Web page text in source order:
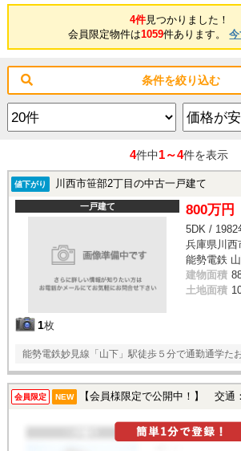
4件見つかりました！
会員限定物件は1059件あります。
条件を絞り込む
4件中1～4件を表示
値下がり 川西市笹部2丁目の中古一戸建て
一戸建て
1枚
800万円
5DK / 1982
兵庫県川西
能勢電鉄
建物面積
土地面積
能勢電鉄妙見線「山下」駅徒歩５分で通勤通学た
会員限定 NEW 【会員様限定で公開中！】 交通